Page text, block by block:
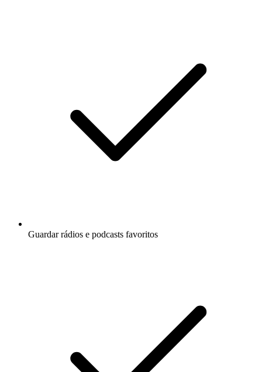
Guardar rádios e podcasts favoritos